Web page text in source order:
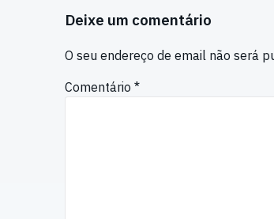
Deixe um comentário
O seu endereço de email não será
Comentário *